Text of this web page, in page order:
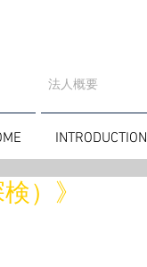
法人概要
INTRODUCTION
）》